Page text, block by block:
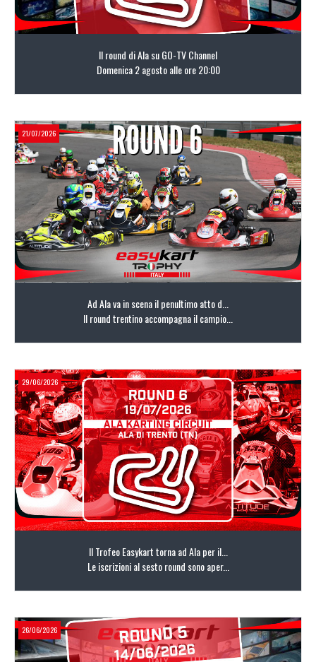
Il round di Ala su GO-TV Channel
Domenica 2 agosto alle ore 20:00
LEGGI TUTTO
21/07/2026
Ad Ala va in scena il penultimo atto d...
Il round trentino accompagna il campio...
LEGGI TUTTO
29/06/2026
Il Trofeo Easykart torna ad Ala per il...
Le iscrizioni al sesto round sono aper...
26/06/2026